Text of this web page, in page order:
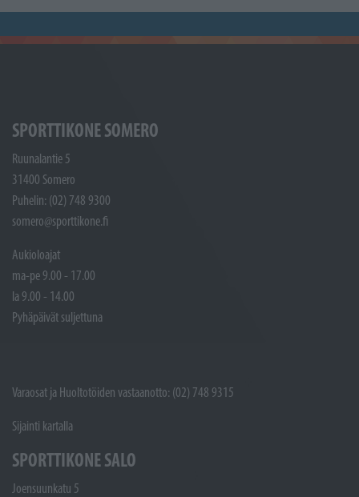
SPORTTIKONE SOMERO
Ruunalantie 5
31400 Somero
Puhelin: (02) 748 9300
somero@sporttikone.fi
Aukioloajat
ma-pe 9.00 - 17.00
la 9.00 - 14.00
Pyhäpäivät suljettuna
Varaosat ja Huoltotöiden vastaanotto: (02) 748 9315
Sijainti kartalla
SPORTTIKONE SALO
Joensuunkatu 5